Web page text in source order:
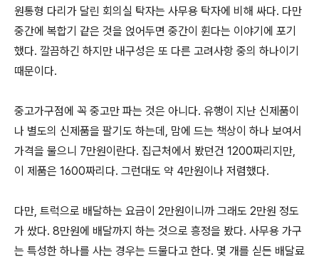
원통형 다리가 달린 회의실 탁자는 사무용 탁자에 비해 싸다. 다만
중간에 복합기 같은 것을 얹어두면 중간이 휜다는 이야기에 포기
했다. 깔끔하긴 하지만 내구성은 또 다른 고려사항 중의 하나이기
때문이다.
중고가구점에 꼭 중고만 파는 것은 아니다. 유행이 지난 신제품이
나 별도의 신제품을 팔기도 하는데, 맘에 드는 책상이 하나 보여서
가격을 물으니 7만원이란다. 집근처에서 봤던건 1200짜리지만,
이 제품은 1600짜리다. 그런대도 약 4만원이나 저렴했다.
다만, 트럭으로 배달하는 요금이 2만원이니까 그래도 2만원 정도
가 쌌다. 8만원에 배달까지 하는 것으로 흥정을 봤다. 사무용 가구
는 특성한 하나를 사는 경우는 드물다고 한다. 몇 개를 싣든 배달료